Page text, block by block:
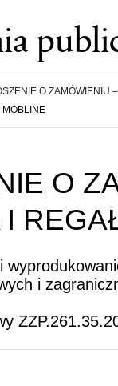
O ZAMÓWIENIU
MOBLINE
O
i